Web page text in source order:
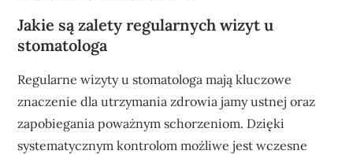
Jakie są zalety regularnych wizyt u
stomatologa
Regularne wizyty u stomatologa mają kluczowe
znaczenie dla utrzymania zdrowia jamy ustnej oraz
zapobiegania poważnym schorzeniom. Dzięki
systematycznym kontrolom możliwe jest wczesne